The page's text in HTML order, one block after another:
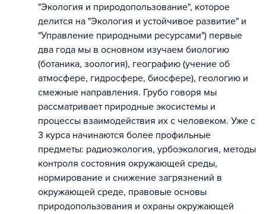
"Экология и природопользование", которое
делится на "Экология и устойчивое развитие" и
"Управление природными ресурсами") первые
два года мы в основном изучаем биологию
(ботаника, зоология), географию (учение об
атмосфере, гидросфере, биосфере), геологию и
смежные направления. Грубо говоря мы
рассматривает природные экосистемы и
процессы взаимодействия их с человеком. Уже с
3 курса начинаются более профильные
предметы: радиоэкология, урбоэкология, методы
контроля состояния окружающей среды,
нормирование и снижение загрязнений в
окружающей среде, правовые основы
природопользования и охраны окружающей